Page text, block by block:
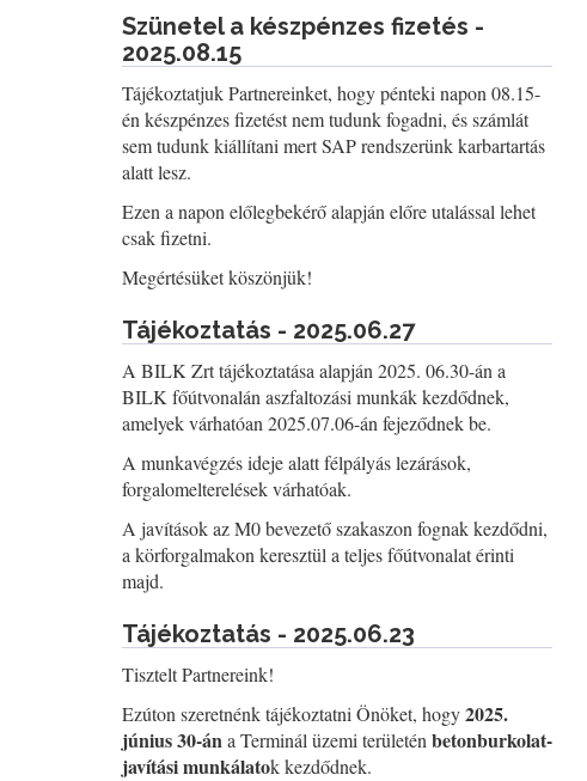
Szünetel a készpénzes fizetés -
2025.08.15
Tájékoztatjuk Partnereinket, hogy pénteki napon 08.15-
én készpénzes fizetést nem tudunk fogadni, és számlát
sem tudunk kiállítani mert SAP rendszerünk karbartartás
alatt lesz.
Ezen a napon előlegbekérő alapján előre utalással lehet
csak fizetni.
Megértésüket köszönjük!
Tájékoztatás - 2025.06.27
A BILK Zrt tájékoztatása alapján 2025. 06.30-án a
BILK főútvonalán aszfaltozási munkák kezdődnek,
amelyek várhatóan 2025.07.06-án fejeződnek be.
A munkavégzés ideje alatt félpályás lezárások,
forgalomelterelések várhatóak.
A javítások az M0 bevezető szakaszon fognak kezdődni,
a körforgalmakon keresztül a teljes főútvonalat érinti
majd.
Tájékoztatás - 2025.06.23
Tisztelt Partnereink!
Ezúton szeretnénk tájékoztatni Önöket, hogy2025.
június 30-ána Terminál üzemi területén betonburkolat-
javítási munkálatok kezdődnek.